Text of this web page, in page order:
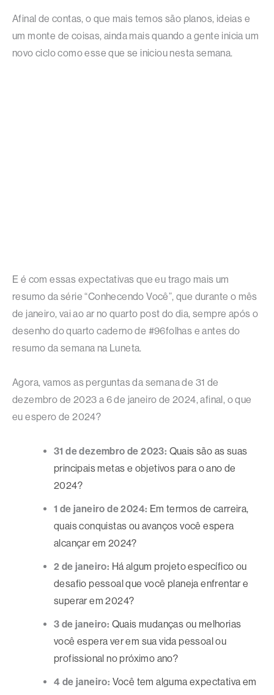
Afinal de contas, o que mais temos são planos, ideias e
um monte de coisas, ainda mais quando a gente inicia um
novo ciclo como esse que se iniciou nesta semana.
E é com essas expectativas que eu trago mais um
resumo da série “Conhecendo Você”, que durante o mês
de janeiro, vai ao ar no quarto post do dia, sempre após o
desenho do quarto caderno de #96folhas e antes do
resumo da semana na Luneta.
Agora, vamos as perguntas da semana de 31 de
dezembro de 2023 a 6 de janeiro de 2024, afinal, o que
eu espero de 2024?
31 de dezembro de 2023: Quais são as suas
principais metas e objetivos para o ano de
2024?
1 de janeiro de 2024: Em termos de carreira,
quais conquistas ou avanços você espera
alcançar em 2024?
2 de janeiro: Há algum projeto específico ou
desafio pessoal que você planeja enfrentar e
superar em 2024?
3 de janeiro: Quais mudanças ou melhorias
você espera ver em sua vida pessoal ou
profissional no próximo ano?
4 de janeiro: Você tem alguma expectativa em